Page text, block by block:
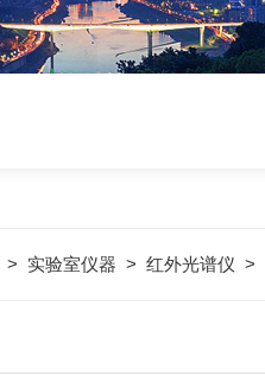
> 实验室仪器 >红外光谱仪 >